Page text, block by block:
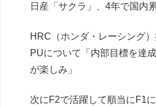
日産「サクラ」、4年で国内
HRC（ホンダ・レーシング
PUについて「内部目標を達
が楽しみ」
次にF2で活躍して順当にF1